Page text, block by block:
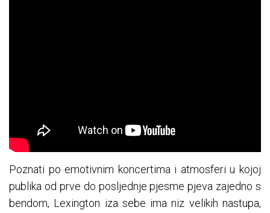
Poznati po emotivnim koncertima i atmosferi u kojoj
publika od prve do posljednje pjesme pjeva zajedno s
bendom, Lexington iza sebe ima niz velikih nastupa,